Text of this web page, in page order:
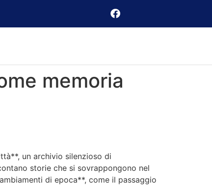
memoria
un archivio silenzioso di
storie che si sovrappongono nel
di epoca**, come il passaggio